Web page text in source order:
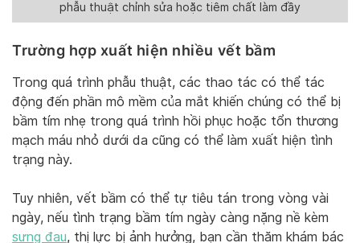
phẫu thuật chỉnh sửa hoặc tiêm chất làm đầy
Trường hợp xuất hiện nhiều vết bầm
Trong quá trình phẫu thuật, các thao tác có thể tác
động đến phần mô mềm của mắt khiến chúng có thể bị
bầm tím nhẹ trong quá trình hồi phục hoặc tổn thương
mạch máu nhỏ dưới da cũng có thể làm xuất hiện tình
trạng này.
Tuy nhiên, vết bầm có thể tự tiêu tán trong vòng vài
ngày, nếu tình trạng bầm tím ngày càng nặng nề kèm
sưng đau, thị lực bị ảnh hưởng, bạn cần thăm khám bác